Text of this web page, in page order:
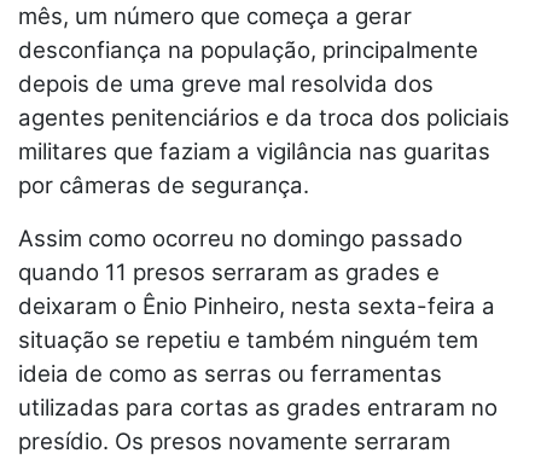
mês, um número que começa a gerar
desconfiança na população, principalmente
depois de uma greve mal resolvida dos
agentes penitenciários e da troca dos policiais
militares que faziam a vigilância nas guaritas
por câmeras de segurança.
Assim como ocorreu no domingo passado
quando 11 presos serraram as grades e
deixaram o Ênio Pinheiro, nesta sexta-feira a
situação se repetiu e também ninguém tem
ideia de como as serras ou ferramentas
utilizadas para cortas as grades entraram no
presídio. Os presos novamente serraram